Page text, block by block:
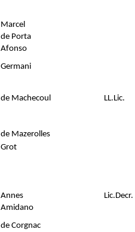
Marcel
de Porta
Afonso
Germani
de Machecoul
LL.Lic.
de Mazerolles
Grot
Annes
Lic.Decr.
Amidano
de Corgnac